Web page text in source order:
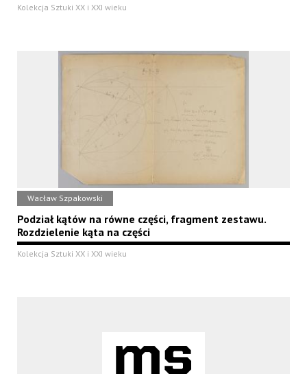
Kolekcja Sztuki XX i XXI wieku
Wacław Szpakowski
Podział kątów na równe części, fragment zestawu.
Rozdzielenie kąta na części
Kolekcja Sztuki XX i XXI wieku